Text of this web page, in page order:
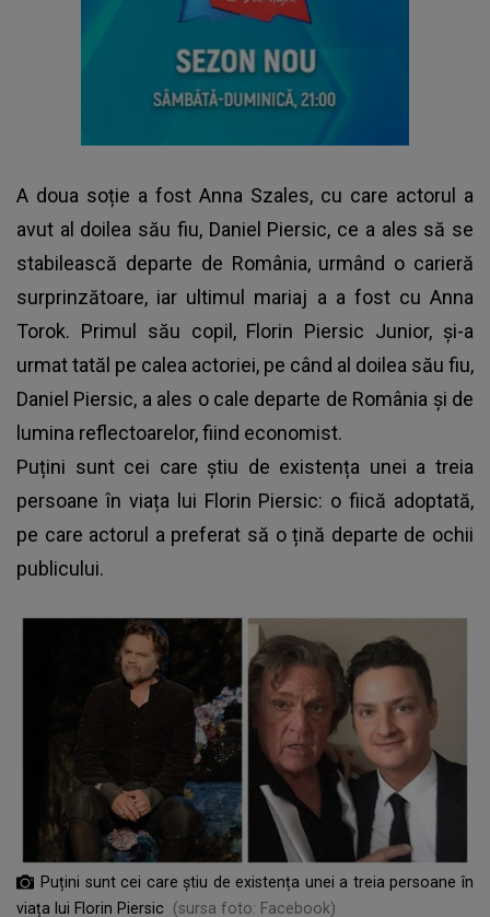
A doua soție a fost Anna Szales, cu care actorul a
avut al doilea său fiu, Daniel Piersic, ce a ales să se
stabilească departe de România, urmând o carieră
surprinzătoare, iar ultimul mariaj a a fost cu Anna
Torok. Primul său copil, Florin Piersic Junior, și-a
urmat tatăl pe calea actoriei, pe când al doilea său fiu,
Daniel Piersic, a ales o cale departe de România și de
lumina reflectoarelor, fiind economist.
Puțini sunt cei care știu de existența unei a treia
persoane în viața lui Florin Piersic: o fiică adoptată,
pe care actorul a preferat să o țină departe de ochii
publicului.
Puțini sunt cei care știu de existența unei a treia persoane în
viața lui Florin Piersic
(sursa foto: Facebook)